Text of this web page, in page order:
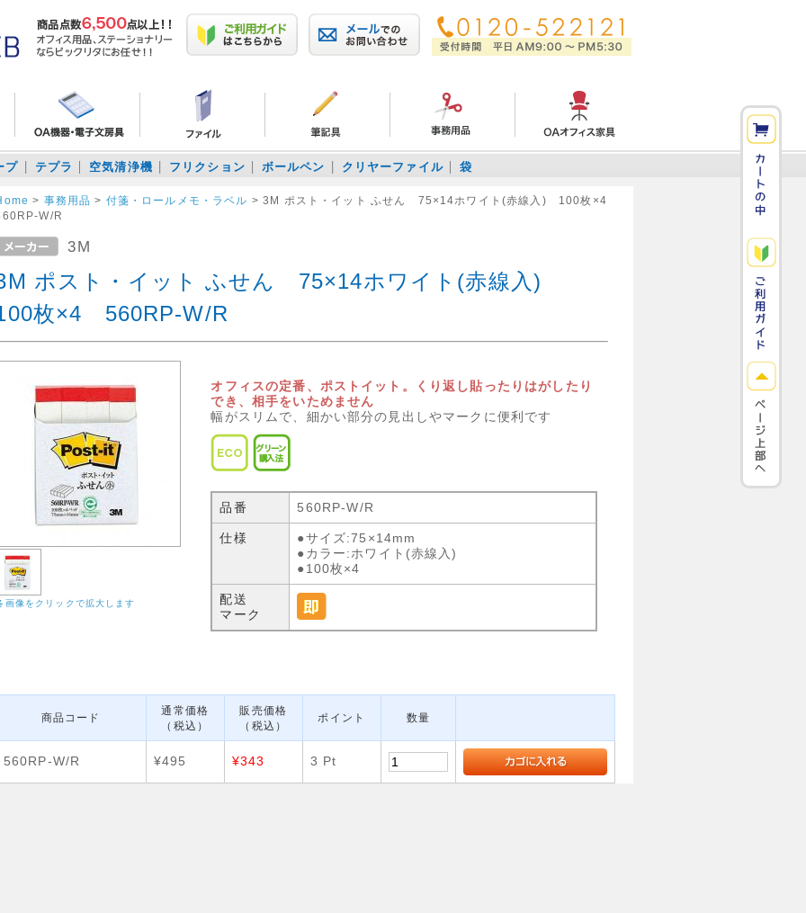
プ テプラ 空気清浄機 フリクション ボールペン クリヤーファイル 袋
> 事務用品 > 付箋・ロールメモ・ラベル >3M ポスト・イット ふせん 75×14ホワイト(赤線入) 100枚×4
W/R
3M
ポスト・イット ふせん 75×14ホワイト(赤線入)
枚×4 560RP-W/R
画像をクリックで拡大します
オフィスの定番、ポストイット。くり返し貼ったりはがしたり
でき、相手をいためません
幅がスリムで、細かい部分の見出しやマークに便利です
品番 560RP-W/R
仕様
●サイズ:75×14mm
●カラー:ホワイト(赤線入)
●100枚×4
配送
マーク
商品コード
通常価格
（税込）
販売価格
（税込）
ポイント 数量
560RP-W/R ¥495 ¥343 3 Pt